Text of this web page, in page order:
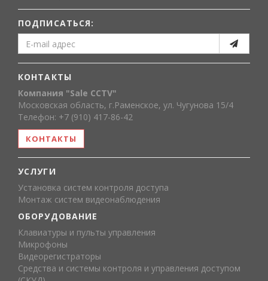
ПОДПИСАТЬСЯ:
КОНТАКТЫ
Компания "Sale CCTV"
Московская область, г.Раменское, ул. Чугунова 15/4
Телефон: +7 (910) 417-86-42
КОНТАКТЫ
УСЛУГИ
Установка систем контроля доступа
Монтаж систем видеонаблюдения
ОБОРУДОВАНИЕ
Клавиатуры и пульты управления
Микрофоны
Видеорегистраторы
Средства и системы контроля и управления доступом